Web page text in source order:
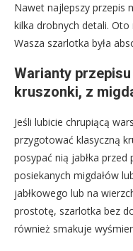
Nawet najlepszy przepis
kilka drobnych detali.
Wasza szarlotka była
Warianty
kruszonki, z
Jeśli lubicie chrupiącą
przygotować klasyczną
posypać nią jabłka
posiekanych migdałów
jabłkowego lub na
prostotę, szarlotka bez
również smakuje